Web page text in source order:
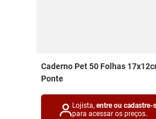
Caderno Pet 50 Folhas
Ponte
Lojista, entre ou cadastre-
para acessar os preços.